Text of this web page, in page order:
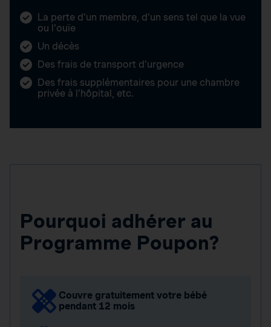
La perte d’un membre, d’un sens tel que la vue
ou l’ouïe
Un décès
Des frais de transport d’urgence
Des frais supplémentaires pour une chambre
privée à l’hôpital, etc.
Pourquoi adhérer au
Programme Poupon?
Couvre gratuitement votre bébé
pendant 12 mois